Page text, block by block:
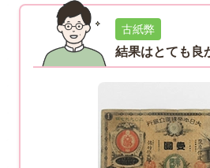
古紙弊
結果はとても良